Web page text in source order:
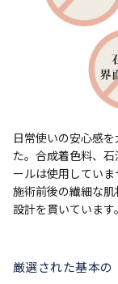
日常使いの安心感
た。合成着色料、
ールは使用していま
施術前後の繊細な
設計を貫いています。
厳選された基本の